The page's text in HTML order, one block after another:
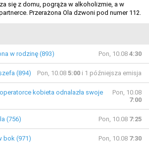
się z domu, pogrąża w alkoholizmie, a w
Przerażona Ola dzwoni pod numer 112.
w rodzinę (893) Pon, 10.08 4:30
(894) Pon, 10.08 5:00 i 1 późniejsza emisja
kobieta odnalazła swoje
Pon, 10.08
7:00
(756) Pon, 10.08 7:25
bok (971) Pon, 10.08 7:30